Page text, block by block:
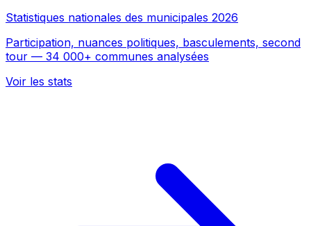
Statistiques nationales des municipales 2026
Participation, nuances politiques, basculements, second
tour — 34 000+ communes analysées
Voir les stats